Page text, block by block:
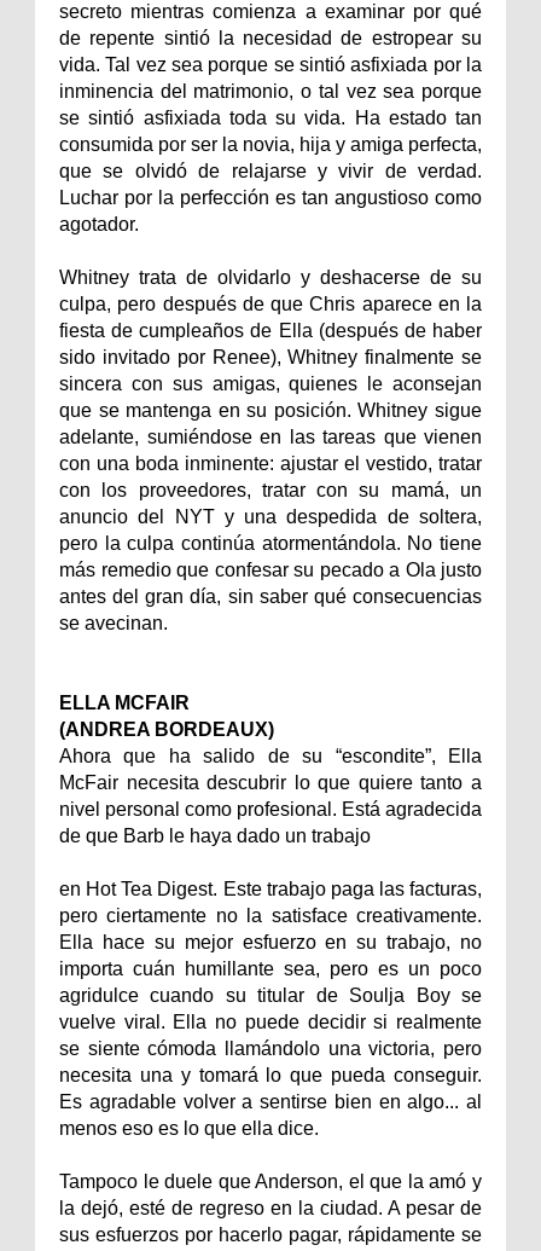
secreto mientras comienza a examinar por qué
de repente sintió la necesidad de estropear su
vida. Tal vez sea porque se sintió asfixiada por la
inminencia del matrimonio, o tal vez sea porque
se sintió asfixiada toda su vida. Ha estado tan
consumida por ser la novia, hija y amiga perfecta,
que se olvidó de relajarse y vivir de verdad.
Luchar por la perfección es tan angustioso como
agotador.
Whitney trata de olvidarlo y deshacerse de su
culpa, pero después de que Chris aparece en la
fiesta de cumpleaños de Ella (después de haber
sido invitado por Renee), Whitney finalmente se
sincera con sus amigas, quienes le aconsejan
que se mantenga en su posición. Whitney sigue
adelante, sumiéndose en las tareas que vienen
con una boda inminente: ajustar el vestido, tratar
con los proveedores, tratar con su mamá, un
anuncio del NYT y una despedida de soltera,
pero la culpa continúa atormentándola. No tiene
más remedio que confesar su pecado a Ola justo
antes del gran día, sin saber qué consecuencias
se avecinan.
ELLA MCFAIR
(ANDREA BORDEAUX)
Ahora que ha salido de su “escondite”, Ella
McFair necesita descubrir lo que quiere tanto a
nivel personal como profesional. Está agradecida
de que Barb le haya dado un trabajo
en Hot Tea Digest. Este trabajo paga las facturas,
pero ciertamente no la satisface creativamente.
Ella hace su mejor esfuerzo en su trabajo, no
importa cuán humillante sea, pero es un poco
agridulce cuando su titular de Soulja Boy se
vuelve viral. Ella no puede decidir si realmente
se siente cómoda llamándolo una victoria, pero
necesita una y tomará lo que pueda conseguir.
Es agradable volver a sentirse bien en algo... al
menos eso es lo que ella dice.
Tampoco le duele que Anderson, el que la amó y
la dejó, esté de regreso en la ciudad. A pesar de
sus esfuerzos por hacerlo pagar, rápidamente se